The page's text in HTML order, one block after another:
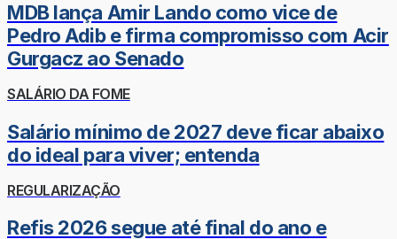
MDB lança Amir Lando como vice de
Pedro Adib e firma compromisso com Acir
Gurgacz ao Senado
SALÁRIO DA FOME
Salário mínimo de 2027 deve ficar abaixo
do ideal para viver; entenda
REGULARIZAÇÃO
Refis 2026 segue até final do ano e